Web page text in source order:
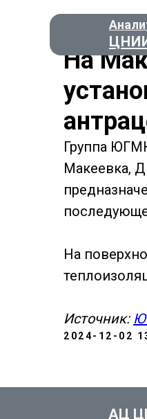
На
Группа
Макеевка,
На
Источник:
2024-12-02
АЦ